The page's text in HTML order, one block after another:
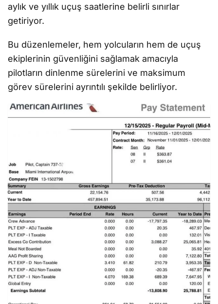
aylık ve yıllık uçuş saatlerine belirli sınırlar
getiriyor.
Bu düzenlemeler, hem yolcuların hem de uçuş
ekiplerinin güvenliğini sağlamak amacıyla
pilotların dinlenme sürelerini ve maksimum
görev sürelerini ayrıntılı şekilde belirliyor.